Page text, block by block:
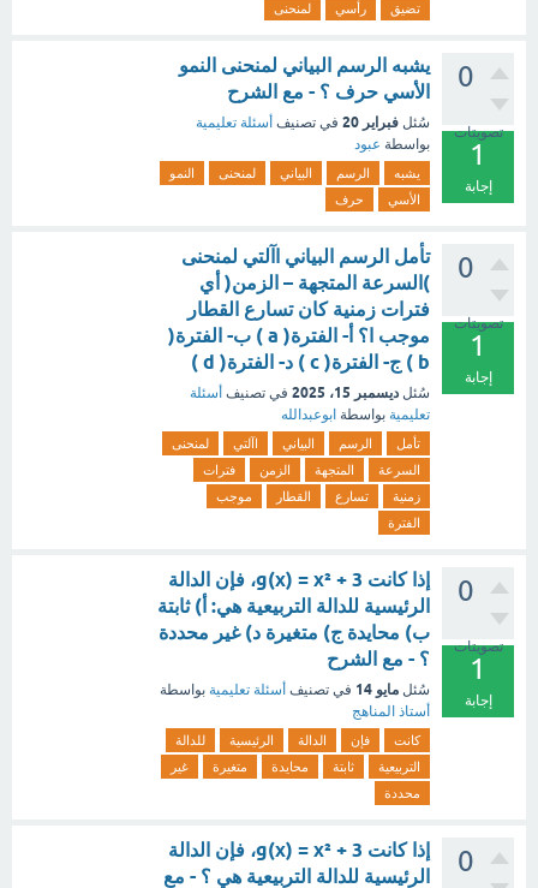
تضيق
رأسي لمنحنى
0
تصويتات
1
إجابة
يشبه الرسم البياني لمنحنى النمو
الأسي حرف ؟ - مع الشرح
سُئل فبراير 20 في تصنيف أسئلة تعليمية
بواسطة عبود
يشبه الرسم البياني لمنحنى
النمو
الأسي
حرف
0
تصويتات
1
إجابة
تأمل الرسم البياني اآلتي لمنحنى
)السرعة المتجهة – الزمن( أي
فترات زمنية كان تسارع القطار
موجب ا؟ أ- الفترة( a ) ب- الفترة(
b ) ج- الفترة( c ) د- الفترة( d )
سُئل ديسمبر 15، 2025 في تصنيف أسئلة
تعليمية بواسطة ابوعبدالله
تأمل الرسم البياني اآلتي
لمنحنى
السرعة
المتجهة الزمن
فترات
زمنية
تسارع القطار
موجب
الفترة
0
تصويتات
1
إجابة
إذا كانت g(x) = x² + 3، فإن الدالة
الرئيسية للدالة التربيعية هي: أ) ثابتة
ب) محايدة ج) متغيرة د) غير محددة
؟ - مع الشرح
سُئل مايو 14 في تصنيف أسئلة تعليمية بواسطة
أستاذ المناهج
كانت فإن الدالة الرئيسية
للدالة
التربيعية
ثابتة محايدة متغيرة
غير
محددة
0
إذا كانت g(x) = x² + 3، فإن الدالة
الرئيسية للدالة التربيعية هي ؟ - مع